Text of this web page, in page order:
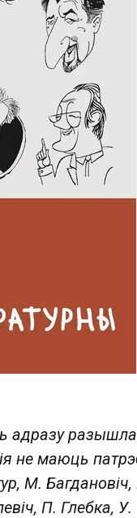
адразу
не маюць
М. Багдановіч,
П. Глебка, У.